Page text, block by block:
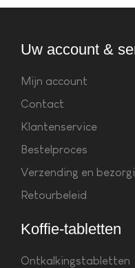
Uw account &
Mijn account
Contact
Klantenservice
Bestelproces
Verzending en
Retourbeleid
Koffie-tabletten
Ontkalkingstabletten